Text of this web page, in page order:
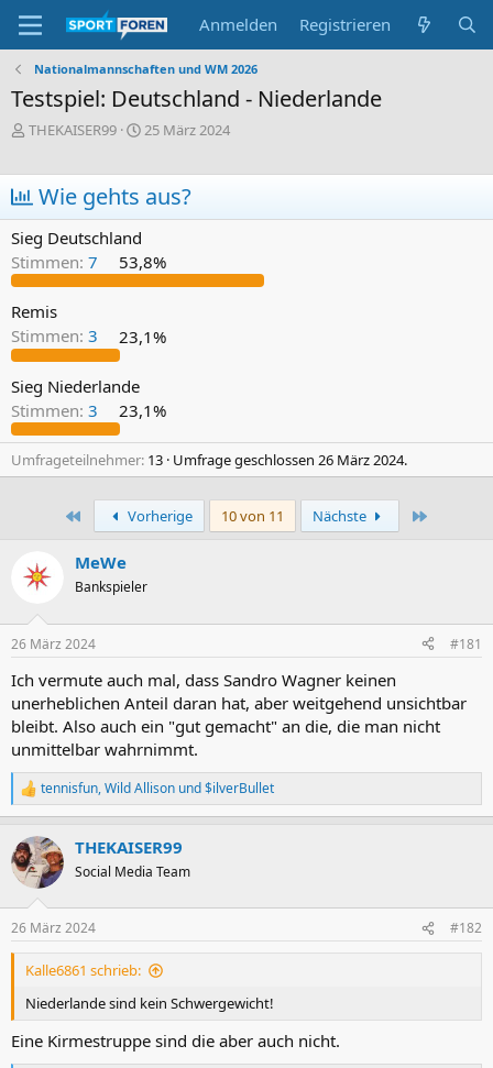
Anmelden Registrieren
Nationalmannschaften und WM 2026
Testspiel: Deutschland - Niederlande
E
t
e
l
e
r
THEKAISER99
E
t
e
t
a
25 März 2024
Wie gehts aus?
Sieg Deutschland
Stimmen: 7 53,8%
Remis
Stimmen: 3 23,1%
Sieg Niederlande
Stimmen: 3 23,1%
Umfrageteilnehmer 13 Umfrage geschlossen 26 März 2024.
Erste Vorherige 10 von 11 Nächste
MeWe
Bankspieler
26 März 2024 #181
Ich vermute auch mal, dass Sandro Wagner keinen
unerheblichen Anteil daran hat, aber weitgehend unsichtbar
bleibt. Also auch ein "gut gemacht" an die, die man nicht
unmittelbar wahrnimmt.
R
e
k
t
i
n
e
n
tennisfun,Wild Allison und$ilverBullet
THEKAISER99
Social Media Team
26 März 2024 #182
Kalle6861 schrieb:
Niederlande sind kein Schwergewicht!
Eine Kirmestruppe sind die aber auch nicht.